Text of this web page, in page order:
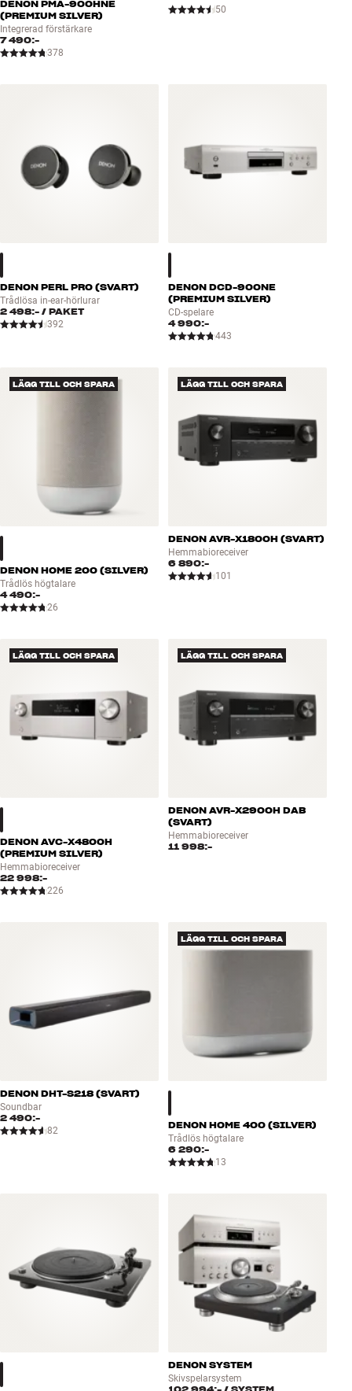
DENON PMA-900HNE
(PREMIUM SILVER)
Integrerad förstärkare
7 490:-
378
50
DENON PERL PRO (SVART)
Trådlösa in-ear-hörlurar
2 498:- / PAKET
392
DENON DCD-900NE
(PREMIUM SILVER)
CD-spelare
4 990:-
443
LÄGG TILL OCH SPARA
DENON HOME 200 (SILVER)
Trådlös högtalare
4 490:-
26
LÄGG TILL OCH SPARA
DENON AVR-X1800H (SVART)
Hemmabioreceiver
6 890:-
101
LÄGG TILL OCH SPARA
DENON AVC-X4800H
(PREMIUM SILVER)
Hemmabioreceiver
22 998:-
226
LÄGG TILL OCH SPARA
DENON AVR-X2900H DAB
(SVART)
Hemmabioreceiver
11 998:-
DENON DHT-S218 (SVART)
Soundbar
2 490:-
82
LÄGG TILL OCH SPARA
DENON HOME 400 (SILVER)
Trådlös högtalare
6 290:-
13
DENON SYSTEM
Skivspelarsystem